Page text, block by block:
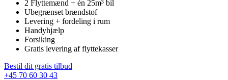
2 Flyttemænd + én 25m³ bil
Ubegrænset brændstof
Levering + fordeling i rum
Handyhjælp
Forsiking
Gratis levering af flyttekasser
Bestil dit gratis tilbud
+45 70 60 30 43